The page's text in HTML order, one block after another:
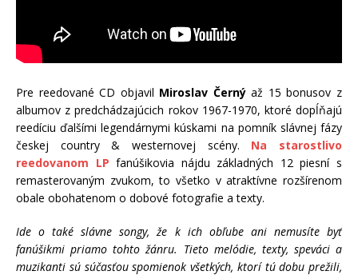
Pre reedované CD objavil Miroslav Černýaž 15 bonusov z
albumov z predchádzajúcich rokov 1967-1970, ktoré dopĺňajú
reedíciu ďalšími legendárnymi kúskami na pomník slávnej fázy
českej country & westernovej scény. Na starostlivo
reedovanom LP fanúšikovia nájdu základných 12 piesní s
remasterovaným zvukom, to všetko v atraktívne rozšírenom
obale obohatenom o dobové fotografie a texty.
Ide o také slávne songy, že k ich obľube ani nemusíte byť
fanúšikmi priamo tohto žánru. Tieto melódie, texty, speváci a
muzikanti sú súčasťou spomienok všetkých, ktorí tú dobu prežili,